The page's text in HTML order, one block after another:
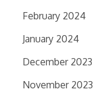
February 2024
January 2024
December 2023
November 2023